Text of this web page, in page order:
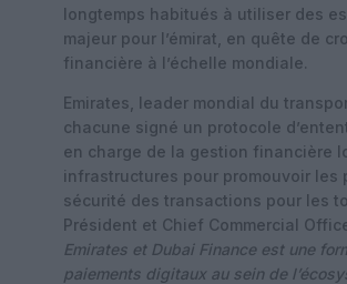
longtemps habitués à utiliser des
majeur pour l’émirat, en quête de
financière à l’échelle mondiale.
Emirates, leader mondial du
chacune signé un protocole
en charge de la gestion financière
infrastructures pour promouvoir
sécurité des transactions pour les
Président et Chief Commercial
Emirates et Dubai Finance est une
paiements digitaux au sein de